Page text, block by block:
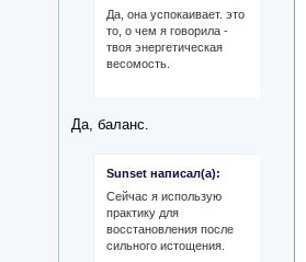
Да, она успокаивает. это
то, о чем я говорила -
твоя энергетическая
весомость.
Да, баланс.
Sunset написал(а):
Сейчас я использую
практику для
восстановления после
сильного истощения.